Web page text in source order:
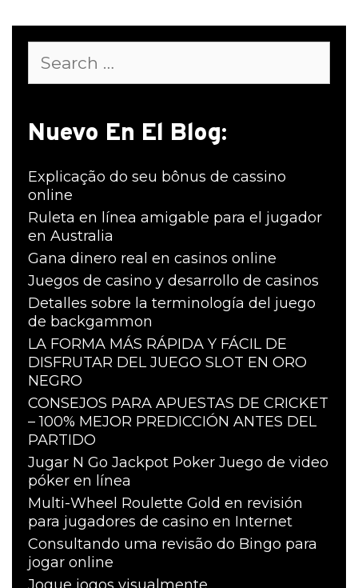
for:
Nuevo En El Blog:
Explicação do seu bônus de cassino
online
Ruleta en línea amigable para el jugador
en Australia
Gana dinero real en casinos online
Juegos de casino y desarrollo de casinos
Detalles sobre la terminología del juego
de backgammon
LA FORMA MÁS RÁPIDA Y FÁCIL DE
DISFRUTAR DEL JUEGO SLOT EN ORO
NEGRO
CONSEJOS PARA APUESTAS DE CRICKET
– 100% MEJOR PREDICCIÓN ANTES DEL
PARTIDO
Jugar N Go Jackpot Poker Juego de video
póker en línea
Multi-Wheel Roulette Gold en revisión
para jugadores de casino en Internet
Consultando uma revisão do Bingo para
jogar online